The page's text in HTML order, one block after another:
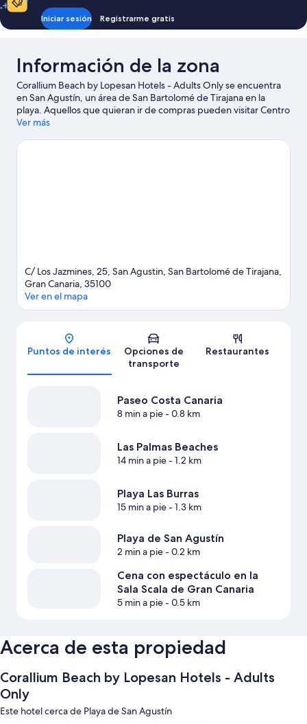
Iniciar sesión Registrarme gratis
Información de la zona
Corallium Beach by Lopesan Hotels - Adults Only se encuentra
en San Agustín, un área de San Bartolomé de Tirajana en la
playa. Aquellos que quieran ir de compras pueden visitar Centro
comercial Yumbo, y también se puede apreciar la belleza natural
Aqualand Maspalomas. En la zona puedes practicar actividades
Ver más
C/ Los Jazmines, 25, San Agustin, San Bartolomé de Tirajana,
Gran Canaria, 35100
Ver en el mapa
Puntos de interés
Opciones de
transporte
Restaurantes
Paseo Costa Canaria
8 min a pie- 0.8 km
Las Palmas Beaches
14 min a pie- 1.2 km
Playa Las Burras
15 min a pie- 1.3 km
Playa de San Agustín
2 min a pie- 0.2 km
Cena con espectáculo en la
Sala Scala de Gran Canaria
5 min a pie- 0.5 km
Acerca de esta propiedad
Corallium Beach by Lopesan Hotels - Adults
Only
Este hotel cerca de Playa de San Agustín